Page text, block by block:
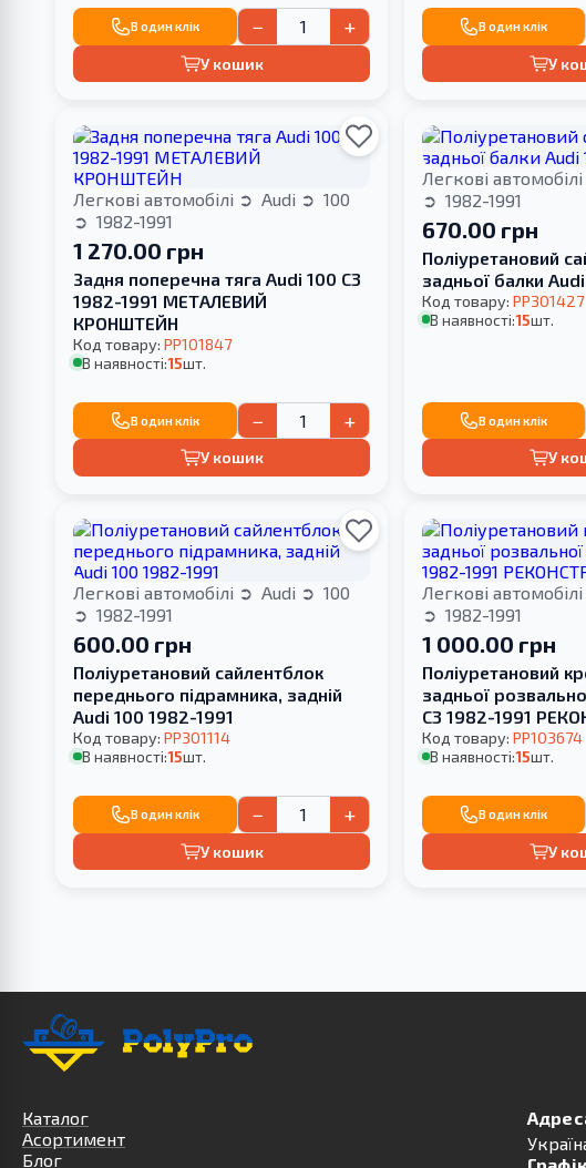
В один клік − +
У кошик
В один клік
У
Легкові автомобілі Audi
100
1982-1991
1 270.00 грн
Задня поперечна тяга Audi 100 C3
1982-1991 МЕТАЛЕВИЙ
КРОНШТЕЙН
Код товару:PP101847
В наявності:15шт.
В один клік − +
У кошик
Легкові автомобілі
1982-1991
670.00 грн
Поліуретановий
задньої балки
Код товару: PP301427
В наявності:15шт.
В один клік
У
Легкові автомобілі Audi
100
1982-1991
600.00 грн
Поліуретановий сайлентблок
переднього підрамника, задній
Audi 100 1982-1991
Код товару:PP301114
В наявності:15шт.
В один клік − +
У кошик
Легкові автомобілі
1982-1991
1 000.00 грн
Поліуретановий
задньої
С3 1982-1991
ВАШОЇ
Код товару: PP103674
В наявності:15шт.
В один клік
У
Каталог
Асортимент
Блог